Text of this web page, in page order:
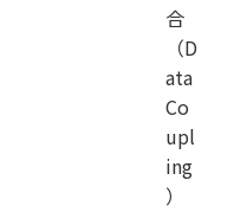
合
（D
ata
Co
upl
ing
）